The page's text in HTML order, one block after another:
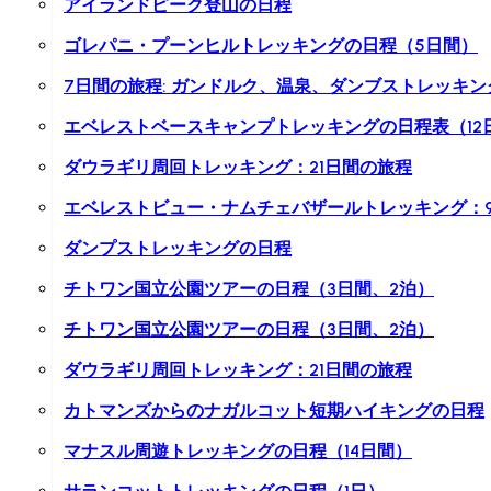
アイランドピーク登山の日程
ゴレパニ・プーンヒルトレッキングの日程（5日間）
7日間の旅程: ガンドルク、温泉、ダンブストレッキン
エベレストベースキャンプトレッキングの日程表（12
ダウラギリ周回トレッキング：21日間の旅程
エベレストビュー・ナムチェバザールトレッキング：
ダンプストレッキングの日程
チトワン国立公園ツアーの日程（3日間、2泊）
チトワン国立公園ツアーの日程（3日間、2泊）
ダウラギリ周回トレッキング：21日間の旅程
カトマンズからのナガルコット短期ハイキングの日程
マナスル周遊トレッキングの日程（14日間）